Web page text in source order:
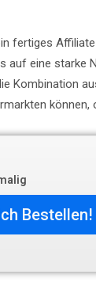
fertiges
auf eine starke
Kombination
können,
Bestellen!